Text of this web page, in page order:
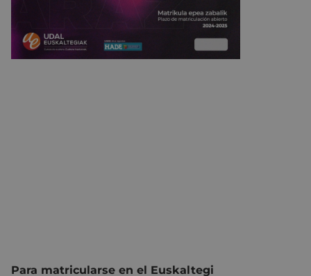
Para matricularse en el Euskaltegi